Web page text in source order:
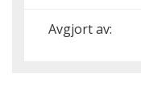
Avgjort av: